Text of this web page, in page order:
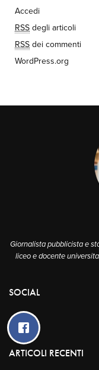
Accedi
RSS degli articoli
RSS dei commenti
WordPress.org
Giornalista pubblicista e
liceo e docente
SOCIAL
ARTICOLI RECENTI